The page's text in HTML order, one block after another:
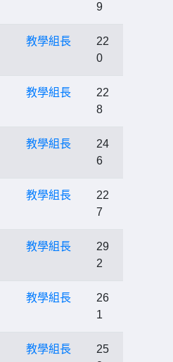
9
教學組長
22
0
教學組長
22
8
教學組長
24
6
教學組長
22
7
教學組長
29
2
教學組長
26
1
教學組長
25